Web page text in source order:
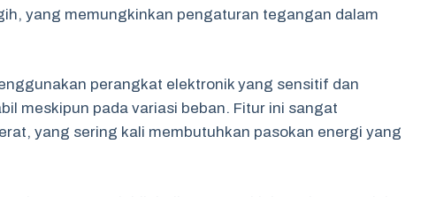
yang memungkinkan pengaturan tegangan dalam
perangkat elektronik yang sensitif dan
meskipun pada variasi beban. Fitur ini sangat
yang sering kali membutuhkan pasokan energi yang